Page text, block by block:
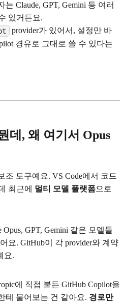
Claude, GPT, Gemini 등 여러
있거든요.
provider가 있어서, 설정만 바
경유로 그대로 쓸 수 있다는
데, 왜 여기서 Opus
조 도구예요. VS Code에서 코드
최근에 멀티 모델 플랫폼으로
GPT, Gemini 같은 모델들
요. GitHub이 각 provider와 계약
요.
에 직접 붙든 GitHub Copilot을
테 물어보는 건 같아요. 경로만